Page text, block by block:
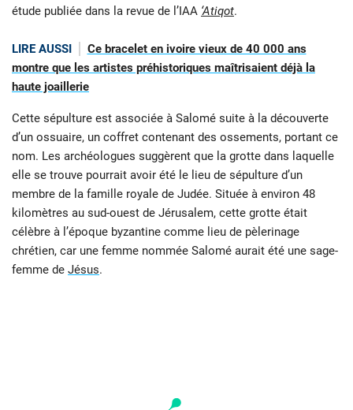
étude publiée dans la revue de l’IAA ‘Atiqot.
LIRE AUSSI
Ce bracelet en ivoire vieux de 40 000 ans
montre que les artistes préhistoriques maîtrisaient déjà la
haute joaillerie
Cette sépulture est associée à Salomé suite à la découverte
d’un ossuaire, un coffret contenant des ossements, portant ce
nom. Les archéologues suggèrent que la grotte dans laquelle
elle se trouve pourrait avoir été le lieu de sépulture d’un
membre de la famille royale de Judée. Située à environ 48
kilomètres au sud-ouest de Jérusalem, cette grotte était
célèbre à l’époque byzantine comme lieu de pèlerinage
chrétien, car une femme nommée Salomé aurait été une sage-
femme de Jésus.